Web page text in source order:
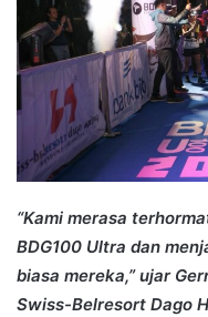
“Kami merasa
BDG100 Ultra dan
biasa mereka,” ujar
Swiss-Belresort Dago